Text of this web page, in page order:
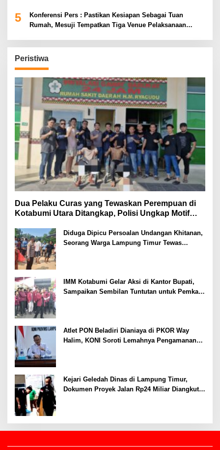
5
Konferensi Pers : Pastikan Kesiapan Sebagai Tuan
Rumah, Mesuji Tempatkan Tiga Venue Pelaksanaan
Peristiwa
Dua Pelaku Curas yang Tewaskan Perempuan di
Kotabumi Utara Ditangkap, Polisi Ungkap Motif
Diduga Dipicu Persoalan Undangan Khitanan,
Seorang Warga Lampung Timur Tewas
IMM Kotabumi Gelar Aksi di Kantor Bupati,
Sampaikan Sembilan Tuntutan untuk Pemkab
Atlet PON Beladiri Dianiaya di PKOR Way
Halim, KONI Soroti Lemahnya Pengamanan
Kejari Geledah Dinas di Lampung Timur,
Dokumen Proyek Jalan Rp24 Miliar Diangkut